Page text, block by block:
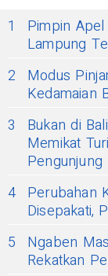
1
Pimpin
Lampung
2
Modus
Kedamaian
3
Bukan di
Memikat
Pengunjung
4 Perubahan
Disepakati,
5
Ngaben
Rekatkan